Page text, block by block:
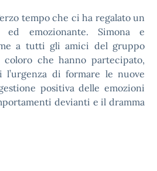
tempo che ci ha regalato un
ed emozionante. Simona e
a tutti gli amici del gruppo
che hanno partecipato,
di formare le nuove
positiva delle emozioni
devianti e il dramma